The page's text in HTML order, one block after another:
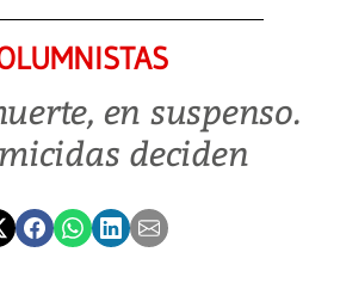
en suspenso.
deciden